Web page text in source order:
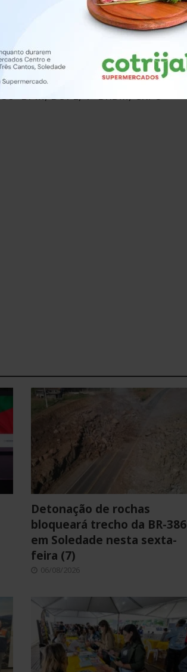
sequestro. De acordo com a
incluindo o deslocamento
de participação no planejamento
BPM, BOPE, 1º BRBM, CRPO
Detonação de rochas
bloqueará trecho da BR-386
em Soledade nesta sexta-
feira (7)
06/08/2026